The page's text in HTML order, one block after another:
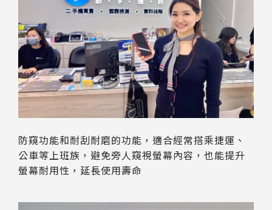
防窺功能和耐刮耐磨的功能，適合經常搭乘捷運、
公車等上班族，避免旁人窺視螢幕內容，也能提升
螢幕耐用性，延長使用壽命